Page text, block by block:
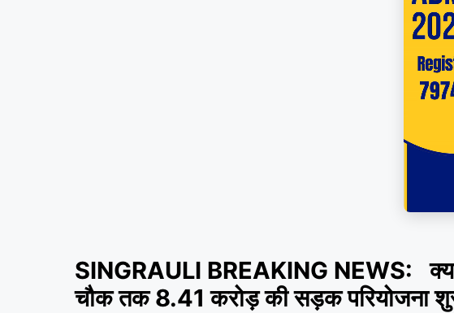
SINGRAULI BREAKING NEWS: क्या
चौक तक 8.41 करोड़ की सड़क परियोजना